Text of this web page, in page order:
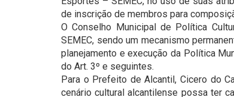
de inscrição de membros para
O Conselho Municipal de Política
SEMEC, sendo um mecanismo
planejamento e execução da Política
do Art. 3º e seguintes.
Para o Prefeito de Alcantil, Cicero do
cenário cultural alcantilense possa ter